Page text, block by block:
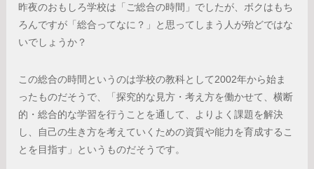
昨夜のおもしろ学校は「ご総合の時間」でしたが、ボクはもち
ろんですが「総合ってなに？」と思ってしまう人が殆どではな
いでしょうか？
この総合の時間というのは学校の教科として2002年から始ま
ったものだそうで、「探究的な見方・考え方を働かせて、横断
的・総合的な学習を行うことを通して、よりよく課題を解決
し、自己の生き方を考えていくための資質や能力を育成するこ
とを目指す」というものだそうです。